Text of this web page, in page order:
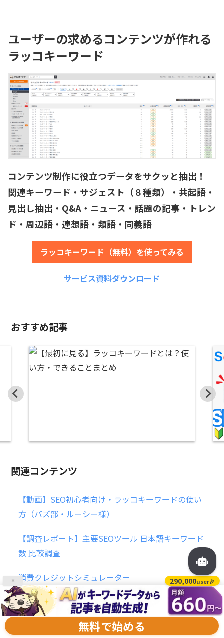
ユーザーの求めるコンテンツが作れる
ラッコキーワード
コンテンツ制作に役立つデータをサクッと抽出！
関連キーワード・サジェスト（８種類）・共起語・
見出し抽出・Q&A・ニュース・話題の記事・トレン
ド・周辺語・連想語・類語・同義語
ラッコキーワード（無料）を使ってみる
サービス資料ダウンロード
おすすめ記事
関連コンテンツ
【動画】SEO初心者向け・ラッコキーワードの使い
方（バズ部・ルーシー様）
【調査レポート】主要SEOツール 日本語キーワード
数 比較調査
消費クレジットシミュレーター
【中級者向け】キーワード選定：勝てるSEOキーワ
ードの抽出方法
× 290,000user🎉
無料で始める